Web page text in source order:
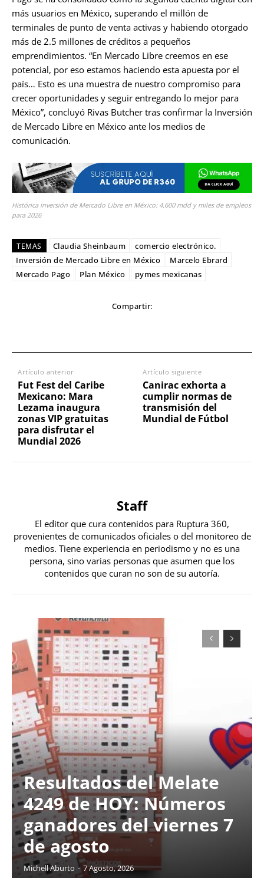
más usuarios en México, superando el millón de
terminales de punto de venta activas y habiendo otorgado
más de 2.5 millones de créditos a pequeños
emprendimientos. “En Mercado Libre creemos en ese
potencial, por eso estamos haciendo esta apuesta por el
país… Esto es una muestra de nuestro compromiso para
crecer oportunidades y seguir entregando lo mejor para
México”, concluyó Rivas Butcher tras confirmar la Inversión
de Mercado Libre en México ante los medios de
comunicación.
Histórica inversión de Mercado Libre en México: 4,600 mdd y miles de empleos
para 2026
TEMAS Claudia Sheinbaum
comercio electrónico.
Inversión de Mercado Libre en México
Marcelo Ebrard
Mercado Pago
Plan México pymes mexicanas
Compartir:
Artículo anterior
Fut Fest del Caribe
Mexicano: Mara
Lezama inaugura
zonas VIP gratuitas
para disfrutar el
Mundial 2026
Artículo siguiente
Canirac exhorta a
cumplir normas de
transmisión del
Mundial de Fútbol
Staff
El editor que cura contenidos para Ruptura 360,
provenientes de comunicados oficiales o del monitoreo de
medios. Tiene experiencia en periodismo y no es una
persona, sino varias personas que asumen que los
contenidos que curan no son de su autoría.
Resultados del Melate
4249 de HOY: Números
ganadores del viernes 7
de agosto
Michell Aburto - 7 Agosto, 2026